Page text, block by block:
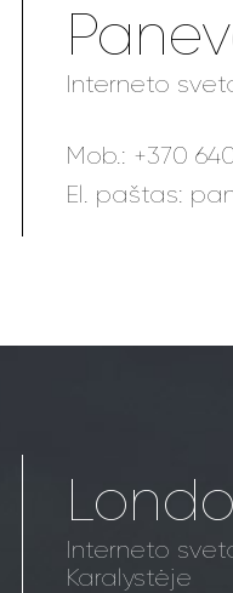
Interneto
Mob.: +370
El. paštas:
Interneto
Karalystėje